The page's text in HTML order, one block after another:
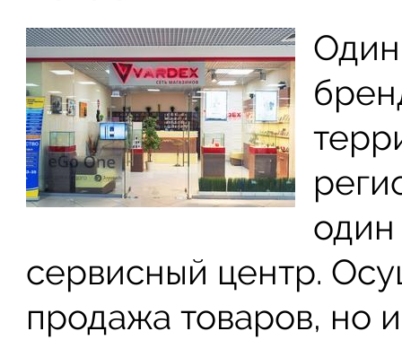
один
сервисный центр.
продажа товаров, но